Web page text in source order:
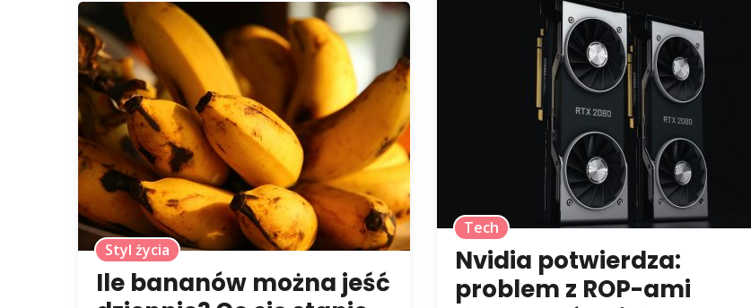
Styl życia
Ile bananów można jeść
Tech
Nvidia potwierdza:
problem z ROP-ami